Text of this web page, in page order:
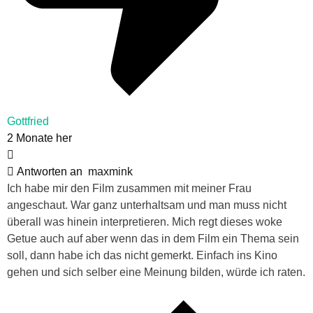
Gottfried
2 Monate her
Antworten an maxmink
Ich habe mir den Film zusammen mit meiner Frau
angeschaut. War ganz unterhaltsam und man muss nicht
überall was hinein interpretieren. Mich regt dieses woke
Getue auch auf aber wenn das in dem Film ein Thema sein
soll, dann habe ich das nicht gemerkt. Einfach ins Kino
gehen und sich selber eine Meinung bilden, würde ich raten.